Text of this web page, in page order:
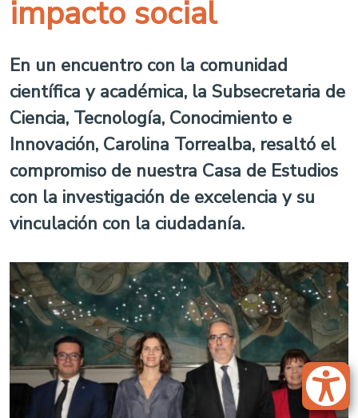
impacto social
En un encuentro con la comunidad
científica y académica, la Subsecretaria de
Ciencia, Tecnología, Conocimiento e
Innovación, Carolina Torrealba, resaltó el
compromiso de nuestra Casa de Estudios
con la investigación de excelencia y su
vinculación con la ciudadanía.